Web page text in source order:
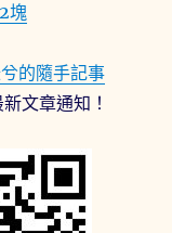
塊
的隨手記事
文章通知！